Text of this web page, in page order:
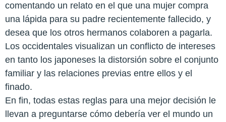
comentando un relato en el que una mujer compra
una lápida para su padre recientemente fallecido, y
desea que los otros hermanos colaboren a pagarla.
Los occidentales visualizan un conflicto de intereses
en tanto los japoneses la distorsión sobre el conjunto
familiar y las relaciones previas entre ellos y el
finado.
En fin, todas estas reglas para una mejor decisión le
llevan a preguntarse cómo debería ver el mundo un